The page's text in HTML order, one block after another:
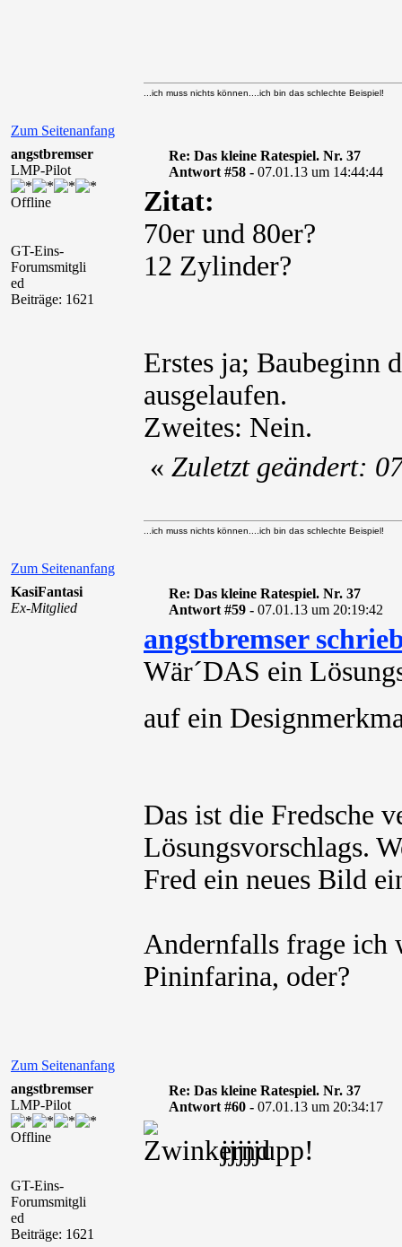
Zum Seitenanfang
...ich muss nichts können....ich bin das schlechte Beispiel!
angstbremser
LMP-Pilot
Offline
GT-Eins-
Forumsmitgli
ed
Beiträge: 1621
Re: Das kleine Ratespiel. Nr. 37
Antwort #58 - 07.01.13 um 14:44:44
Zitat:
70er und 80er?
12 Zylinder?
Erstes ja; Baubeginn
ausgelaufen.
Zweites: Nein.
Zum Seitenanfang
« Zuletzt geändert:
...ich muss nichts können....ich bin das schlechte Beispiel!
KasiFantasi
Ex-Mitglied
Re: Das kleine Ratespiel. Nr. 37
Antwort #59 - 07.01.13 um 20:19:42
angstbremser
Wär´DAS ein
auf ein
Das ist die Fredsche
Lösungsvorschlags.
Fred ein neues Bild
Andernfalls frage ich
Pininfarina, oder?
Zum Seitenanfang
angstbremser
LMP-Pilot
Offline
GT-Eins-
Forumsmitgli
ed
Beiträge: 1621
Re: Das kleine Ratespiel. Nr. 37
Antwort #60 - 07.01.13 um 20:34:17
jjjjjupp!